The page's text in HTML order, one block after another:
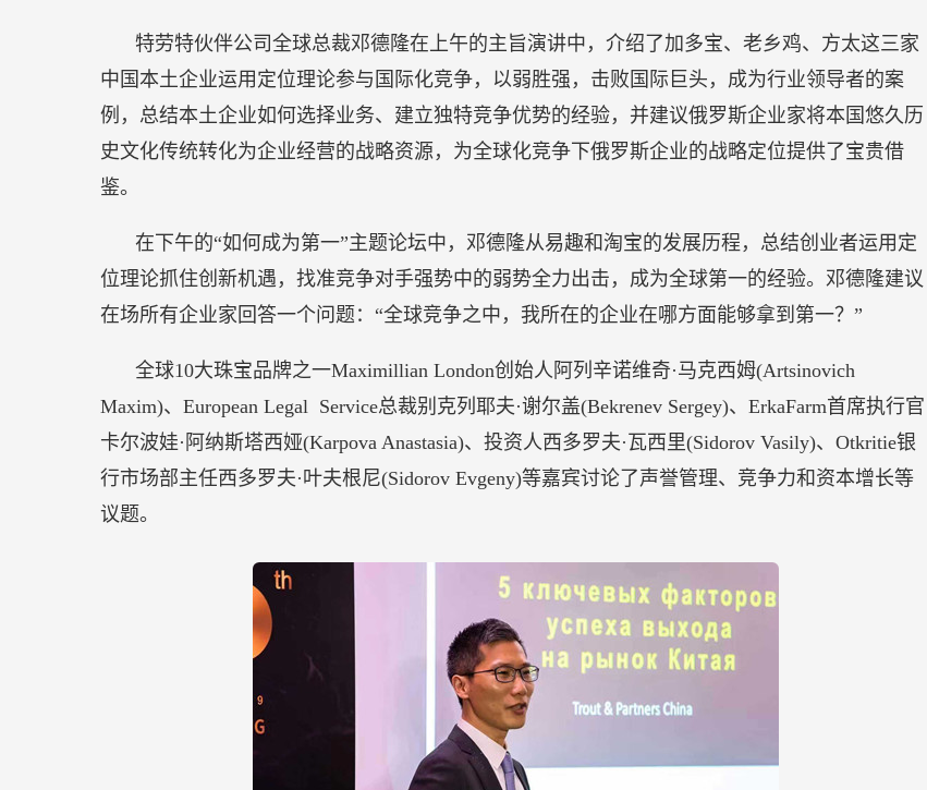
特劳特伙伴公司全球总裁邓德隆在上午的主旨演讲中，介绍了加多宝、老乡鸡、方太这三家
中国本土企业运用定位理论参与国际化竞争，以弱胜强，击败国际巨头，成为行业领导者的案
例，总结本土企业如何选择业务、建立独特竞争优势的经验，并建议俄罗斯企业家将本国悠久历
史文化传统转化为企业经营的战略资源，为全球化竞争下俄罗斯企业的战略定位提供了宝贵借
鉴。
在下午的“如何成为第一”主题论坛中，邓德隆从易趣和淘宝的发展历程，总结创业者运用定
位理论抓住创新机遇，找准竞争对手强势中的弱势全力出击，成为全球第一的经验。邓德隆建议
在场所有企业家回答一个问题：“全球竞争之中，我所在的企业在哪方面能够拿到第一？”
全球10大珠宝品牌之一Maximillian London创始人阿列辛诺维奇·马克西姆(Artsinovich
Maxim)、European Legal Service总裁别克列耶夫·谢尔盖(Bekrenev Sergey)、ErkaFarm首席执行官
卡尔波娃·阿纳斯塔西娅(Karpova Anastasia)、投资人西多罗夫·瓦西里(Sidorov Vasily)、Otkritie银
行市场部主任西多罗夫·叶夫根尼(Sidorov Evgeny)等嘉宾讨论了声誉管理、竞争力和资本增长等
议题。